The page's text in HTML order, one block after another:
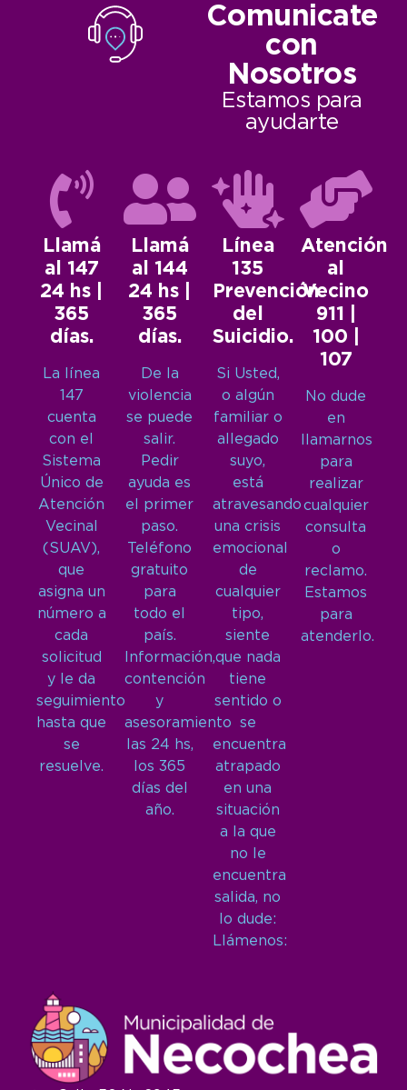
Comunicate
con
Nosotros
Estamos para
ayudarte
Llamá
al 147
24 hs |
365
días.
La línea
147
cuenta
con el
Sistema
Único de
Atención
Vecinal
(SUAV),
que
asigna un
número a
cada
solicitud
y le da
seguimiento
hasta que
se
resuelve.
Llamá
al 144
24 hs |
365
días.
De la
violencia
se puede
salir.
Pedir
ayuda es
el primer
paso.
Teléfono
gratuito
para
todo el
país.
Información,
contención
y
asesoramiento
las 24 hs,
los 365
días del
año.
Línea
135
Prevención
del
Suicidio.
Si Usted,
o algún
familiar o
allegado
suyo,
está
atravesando
una crisis
emocional
de
cualquier
tipo,
siente
que nada
tiene
sentido o
se
encuentra
atrapado
en una
situación
a la que
no le
encuentra
salida, no
lo dude:
Llámenos:
Atención
al
Vecino
911 |
100 |
107
No dude
en
llamarnos
para
realizar
cualquier
consulta
o
reclamo.
Estamos
para
atenderlo.